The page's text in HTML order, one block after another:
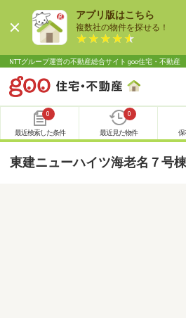
アプリ版はこちら
複数社の物件を探せる！
NTTグループ運営の不動産総合サイト goo住宅・不動産
0
最近検索した条件
0
最近見た物件 保
東建ニューハイツ海老名７号